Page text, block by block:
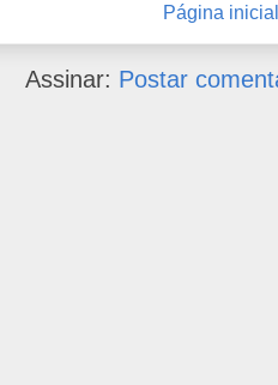
Página inicial
Assinar: Postar